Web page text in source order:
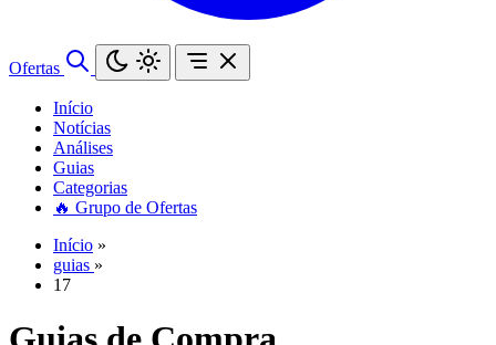
Ofertas
Início
Notícias
Análises
Guias
Categorias
🔥 Grupo de Ofertas
Início »
guias »
17